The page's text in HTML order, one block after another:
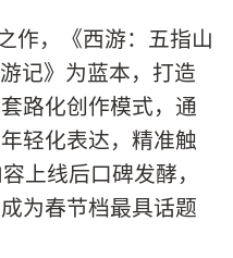
作，《西游：五指山
记》为蓝本，打造
路化创作模式，通
轻化表达，精准触
上线后口碑发酵，
为春节档最具话题